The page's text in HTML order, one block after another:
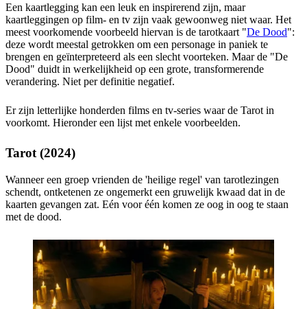
Een kaartlegging kan een leuk en inspirerend zijn, maar
kaartleggingen op film- en tv zijn vaak gewoonweg niet waar. Het
meest voorkomende voorbeeld hiervan is de tarotkaart "De Dood":
deze wordt meestal getrokken om een ​​personage in paniek te
brengen en geïnterpreteerd als een slecht voorteken. Maar de "De
Dood" duidt in werkelijkheid op een grote, transformerende
verandering. Niet per definitie negatief.
Er zijn letterlijke honderden films en tv-series waar de Tarot in
voorkomt. Hieronder een lijst met enkele voorbeelden.
Tarot (2024)
Wanneer een groep vrienden de 'heilige regel' van tarotlezingen
schendt, ontketenen ze ongemerkt een gruwelijk kwaad dat in de
kaarten gevangen zat. Eén voor één komen ze oog in oog te staan
met de dood.